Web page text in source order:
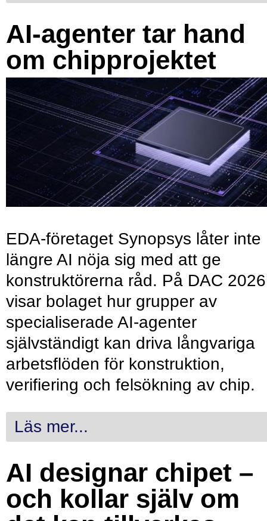
AI-agenter tar hand
om chipprojektet
EDA-företaget Synopsys låter inte
längre AI nöja sig med att ge
konstruktörerna råd. På DAC 2026
visar bolaget hur grupper av
specialiserade AI-agenter
självständigt kan driva långvariga
arbetsflöden för konstruktion,
verifiering och felsökning av chip.
Läs mer...
AI designar chipet –
och kollar själv om